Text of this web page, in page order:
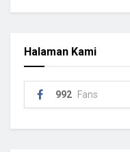
Halaman Kami
992 Fans